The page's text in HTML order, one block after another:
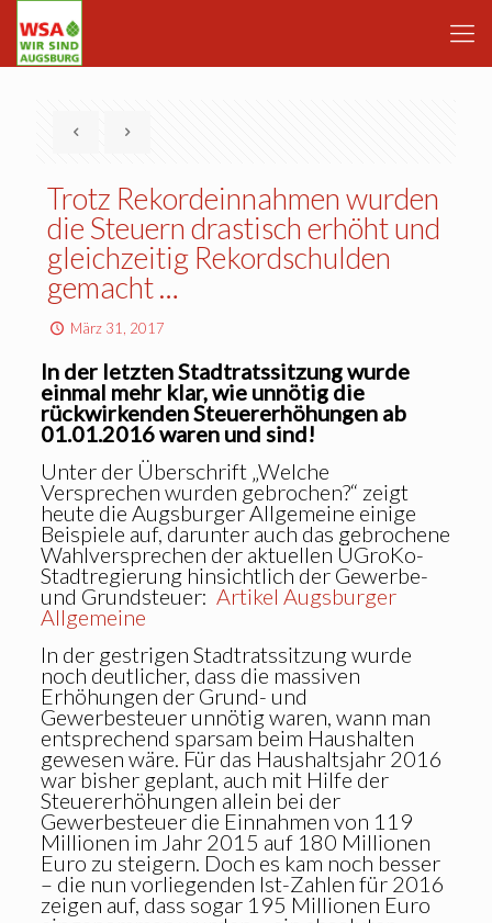
Trotz Rekordeinnahmen wurden
die Steuern drastisch erhöht und
gleichzeitig Rekordschulden
gemacht …
März 31, 2017
In der letzten Stadtratssitzung wurde
einmal mehr klar, wie unnötig die
rückwirkenden Steuererhöhungen ab
01.01.2016 waren und sind!
Unter der Überschrift „Welche
Versprechen wurden gebrochen?“ zeigt
heute die Augsburger Allgemeine einige
Beispiele auf, darunter auch das gebrochene
Wahlversprechen der aktuellen ÜGroKo-
Stadtregierung hinsichtlich der Gewerbe-
und Grundsteuer: Artikel Augsburger
Allgemeine
In der gestrigen Stadtratssitzung wurde
noch deutlicher, dass die massiven
Erhöhungen der Grund- und
Gewerbesteuer unnötig waren, wann man
entsprechend sparsam beim Haushalten
gewesen wäre. Für das Haushaltsjahr 2016
war bisher geplant, auch mit Hilfe der
Steuererhöhungen allein bei der
Gewerbesteuer die Einnahmen von 119
Millionen im Jahr 2015 auf 180 Millionen
Euro zu steigern. Doch es kam noch besser
– die nun vorliegenden Ist-Zahlen für 2016
zeigen auf, dass sogar 195 Millionen Euro